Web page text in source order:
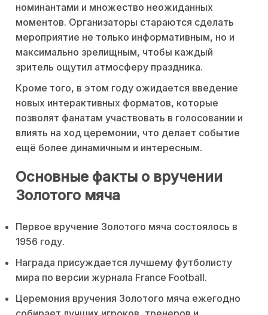
номинантами и множество неожиданных
моментов. Организаторы стараются сделать
мероприятие не только информативным, но и
максимально зрелищным, чтобы каждый
зритель ощутил атмосферу праздника.
Кроме того, в этом году ожидается введение
новых интерактивных форматов, которые
позволят фанатам участвовать в голосовании и
влиять на ход церемонии, что делает событие
ещё более динамичным и интересным.
Основные факты о вручении
Золотого мяча
Первое вручение Золотого мяча состоялось в
1956 году.
Награда присуждается лучшему футболисту
мира по версии журнала France Football.
Церемония вручения Золотого мяча ежегодно